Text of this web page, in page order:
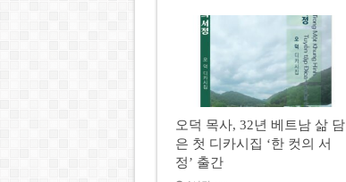
오덕 목사, 32년 베트남 삶 담
은 첫 디카시집 ‘한 컷의 서
정’ 출간